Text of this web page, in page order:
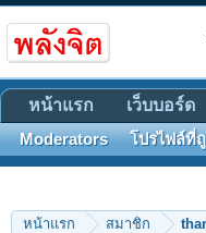
หน้าแรก สมาชิก
หน้าแรก เว็บบอร์ด
Moderators โปรไฟล์ที่